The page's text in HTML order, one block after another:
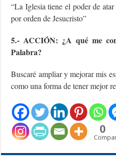
“La Iglesia tiene el poder de
por orden de Jesucristo”
5.- ACCIÓN: ¿A qué me
Palabra?
Buscaré ampliar y mejorar mis
como una forma de tener mejor
0